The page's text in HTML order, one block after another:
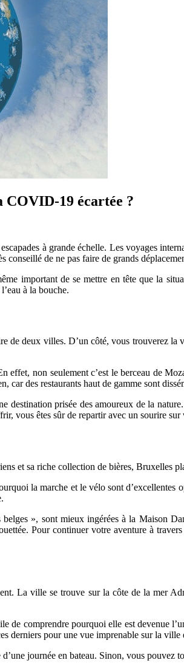
COVID-19 écartée ?
à grande échelle. Les voyages
conseillé de ne pas faire de grands
important de se mettre en tête que la
à la bouche.
de deux villes. D’un côté, vous trouverez
effet, non seulement c’est le berceau de
car des restaurants haut de gamme sont
destination prisée des amoureux de la
vous êtes sûr de repartir avec un sourire
et sa riche collection de bières, Bruxelles
la marche et le vélo sont
», sont mieux ingérées à la Maison
Pour continuer votre aventure à
La ville se trouve sur la côte de la mer
de comprendre pourquoi elle est devenue
derniers pour une vue imprenable sur la ville
journée en bateau. Sinon, vous pouvez